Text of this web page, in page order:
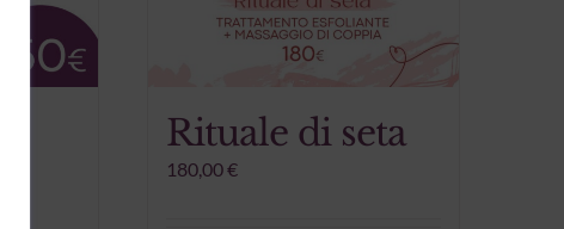
Rituale di seta
180,00€